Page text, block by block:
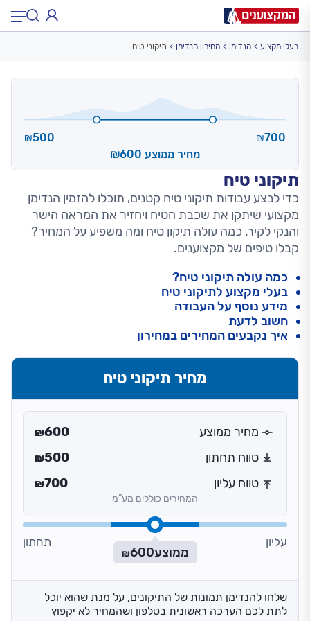
תיקוני טיח
כדי לבצע עבודות תיקוני טיח קטנים, תוכלו להזמין הנדימן
מקצועי שיתקן את שכבת הטיח ויחזיר את המראה הישר
והנקי לקיר. כמה עולה תיקון טיח ומה משפיע על המחיר?
קבלו טיפים של מקצוענים.
₪700
₪500
מחיר ממוצע ₪600
בעלי מקצוע הנדימן מחירון הנדימן תיקוני טיח
כמה עולה תיקוני טיח?
בעלי מקצוע לתיקוני טיח
מידע נוסף על העבודה
חשוב לדעת
איך נקבעים המחירים במחירון
מחיר תיקוני טיח
מחיר ממוצע ₪600
טווח תחתון
₪500
טווח עליון
₪700
המחירים כוללים מע”מ
עליון
ממוצע ₪600
תחתון
שלחו להנדימן תמונות של התיקונים, על מנת שהוא יוכל
לתת לכם הערכה ראשונית בטלפון ושהמחיר לא יקפוץ